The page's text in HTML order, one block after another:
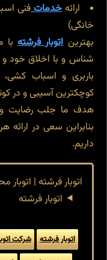
ارائهخدماتفنی
خانگی)
بهتریناتوبار فرشتهبا
شناس و با اخلاق خود و
باربری و اسباب کشی،
کوچکترین آسیبی و در
هدف ما جلب رضایت و
بنابراین سعی در ارائه
داریم.
اتوبار فرشته | اتوبار
اتوبار فرشته
اتوبار فرشته شرکت